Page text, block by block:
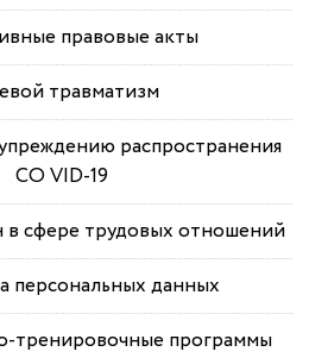
правовые акты
травматизм
распространения
СО VID-19
сфере трудовых отношений
персональных данных
тренировочные программы